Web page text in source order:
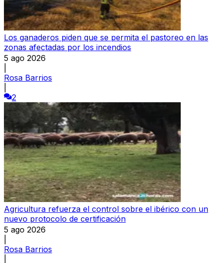
Los ganaderos piden que se permita el pastoreo en las
zonas afectadas por los incendios
5 ago 2026
Rosa Barrios
2
Agricultura refuerza el control sobre el ibérico con un
nuevo protocolo de certificación
5 ago 2026
Rosa Barrios